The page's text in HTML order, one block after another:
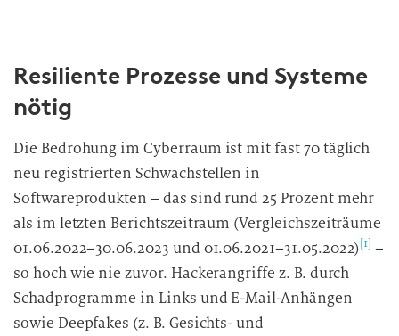
Resiliente Prozesse und Systeme
nötig
Die Bedrohung im Cyberraum ist mit fast 70 täglich
neu registrierten Schwachstellen in
Softwareprodukten – das sind rund 25 Prozent mehr
als im letzten Berichtszeitraum (Vergleichszeiträume
01.06.2022–30.06.2023 und 01.06.2021–31.05.2022) [1] –
so hoch wie nie zuvor. Hackerangriffe z. B. durch
Schadprogramme in Links und E-Mail-Anhängen
sowie Deepfakes (z. B. Gesichts- und